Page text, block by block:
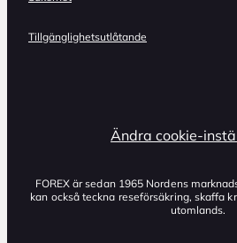
Tillgänglighetsutlåtande
Ändra cookie-
FOREX är sedan 1965 Nordens
kan också teckna reseförsäkring, skaffa
utomlands.